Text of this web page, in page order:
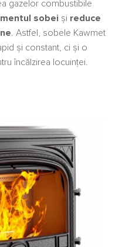
gazelor combustibile
sobei și reduce
. Astfel, sobele Kawmet
și constant, ci și o
încălzirea locuinței.